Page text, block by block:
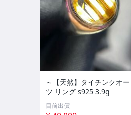
～【天然】タイチンクオー
ツ リング s925 3.9g
目前出價